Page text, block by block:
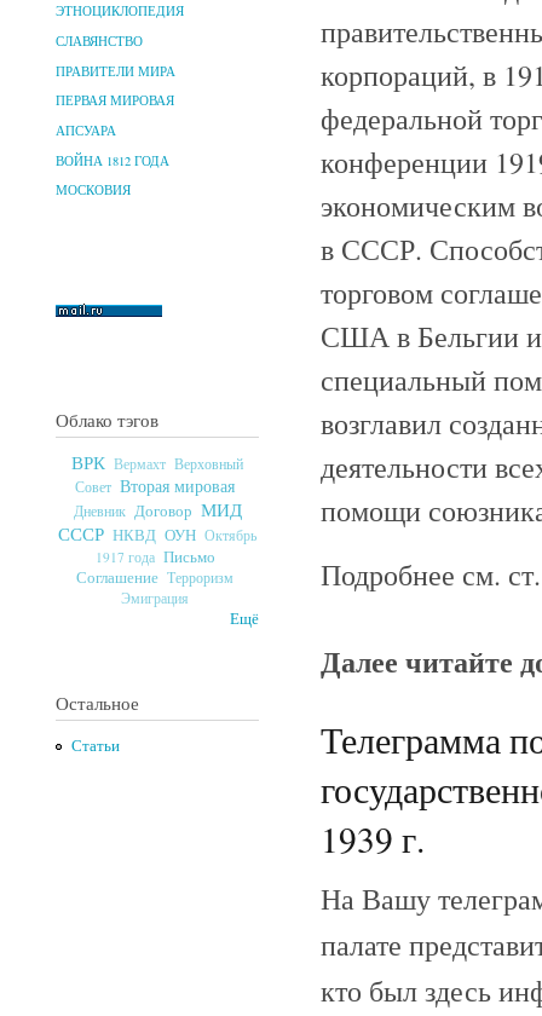
ЭТНОЦИКЛОПЕДИЯ
СЛАВЯНСТВО
ПРАВИТЕЛИ МИРА
ПЕРВАЯ МИРОВАЯ
АПСУАРА
ВОЙНА 1812 ГОДА
МОСКОВИЯ
Облако тэгов
ВРК Вермахт Верховный
Совет Вторая мировая
Дневник Договор МИД
СССР НКВД ОУН Октябрь
1917 года Письмо
Соглашение Терроризм
Эмиграция
Ещё
Остальное
Статьи
корпораций, в
федеральной
конференции
экономическим
в СССР.
торговом
США в Бельгии
специальный
возглавил
деятельности
помощи
Подробнее см.
Далее читайте
Телеграмма
1939 г.
На Вашу
палате
кто был здесь